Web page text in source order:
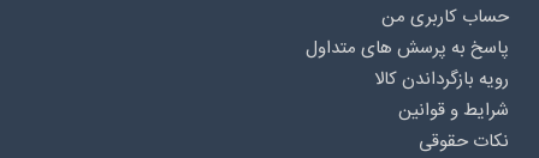
حساب کاربری من
پاسخ به پرسش های متداول
رویه بازگرداندن کالا
شرایط و قوانین
نکات حقوقی